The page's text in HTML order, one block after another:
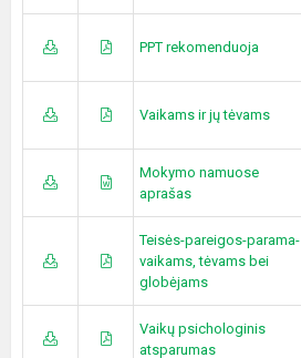
PPT rekomenduoja
Vaikams ir jų tėvams
Mokymo namuose
aprašas
Teisės-pareigos-parama-
vaikams, tėvams bei
globėjams
Vaikų psichologinis
atsparumas